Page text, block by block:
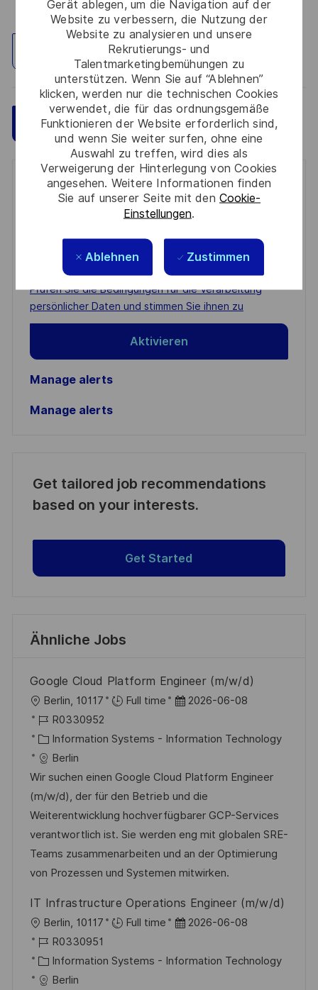
Gerät ablegen, um die Navigation auf der
Website zu verbessern, die Nutzung der
Website zu analysieren und unsere
Rekrutierungs- und
Talentmarketingbemühungen zu
unterstützen. Wenn Sie auf “Ablehnen”
klicken, werden nur die technischen Cookies
verwendet, die für das ordnungsgemäße
Funktionieren der Website erforderlich sind,
und wenn Sie weiter surfen, ohne eine
Auswahl zu treffen, wird dies als
Verweigerung der Hinterlegung von Cookies
angesehen. Weitere Informationen finden
Sie auf unserer Seite mit den Cookie-
Einstellungen.
Ablehnen Zustimmen
Standort erkunden
Jetzt bewerben Speichern
Get notified for similar jobs
You'll receive updates once a week
(Required)
Required
Prüfen Sie die Bedingungen für die Verarbeitung
persönlicher Daten und stimmen Sie ihnen zu
Aktivieren
Manage alerts
Manage alerts
Get tailored job recommendations
based on your interests.
Get Started
Ähnliche Jobs
Google Cloud Platform Engineer (m/w/d)
O
r
t
Berlin, 10117 Full time
D
t
m
d
e
r
V
e
ö
f
e
2026-06-08
J
o
b
-
I
D
R0330952
K
a
t
e
g
o
r
i
Information Systems - Information Technology
Berlin
Wir suchen einen Google Cloud Platform Engineer
(m/w/d), der für den Betrieb und die
Weiterentwicklung hochverfügbarer GCP-Services
verantwortlich ist. Sie werden eng mit globalen SRE-
Teams zusammenarbeiten und an der Optimierung
von Prozessen und Systemen mitwirken.
IT Infrastructure Operations Engineer (m/w/d)
O
r
t
Berlin, 10117 Full time
D
t
2026-06-08
J
o
b
R0330951
K
a
Information Systems - Information Technology
Berlin